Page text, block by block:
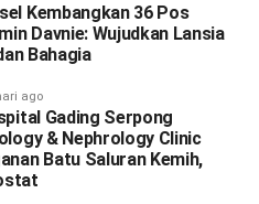
Kembangkan 36 Pos
Davnie: Wujudkan Lansia
Bahagia
ago
Gading Serpong
& Nephrology Clinic
Batu Saluran Kemih,